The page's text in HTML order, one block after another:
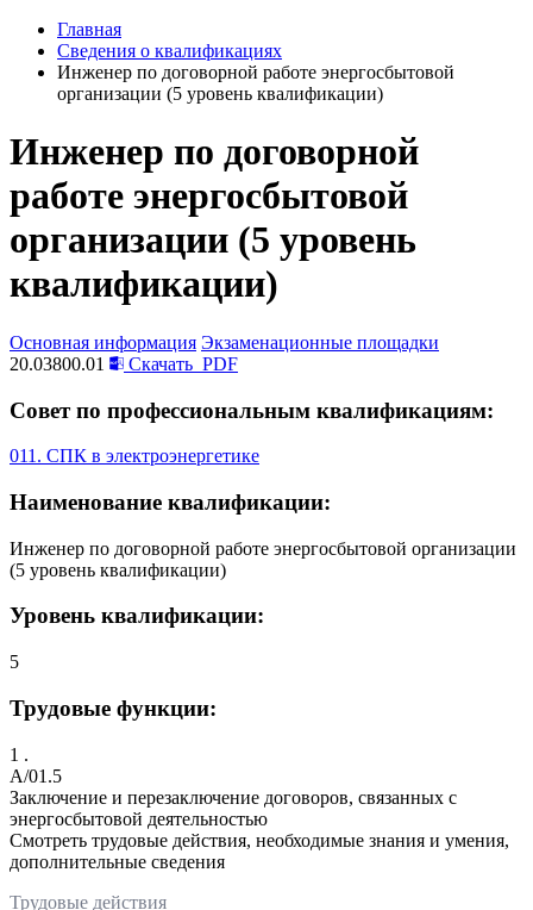
Главная
Сведения о квалификациях
Инженер по договорной работе энергосбытовой
организации (5 уровень квалификации)
Инженер по договорной
работе энергосбытовой
организации (5 уровень
квалификации)
Основная информация Экзаменационные площадки
20.03800.01
Скачать PDF
Совет по профессиональным квалификациям:
011. СПК в электроэнергетике
Наименование квалификации:
Инженер по договорной работе энергосбытовой организации
(5 уровень квалификации)
Уровень квалификации:
5
Трудовые функции:
1 .
A/01.5
Заключение и перезаключение договоров, связанных с
энергосбытовой деятельностью
Смотреть трудовые действия, необходимые знания и умения,
дополнительные сведения
Трудовые действия